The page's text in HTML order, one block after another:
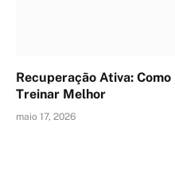
Recuperação Ativa:
Treinar Melhor
maio 17, 2026